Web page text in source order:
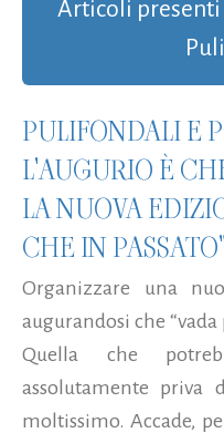
Articoli
PULIFONDALI E
L'AUGURIO È
LA NUOVA
CHE IN PASSATO"
Organizzare una
augurandosi che
Quella che
assolutamente priva
moltissimo. Accade,